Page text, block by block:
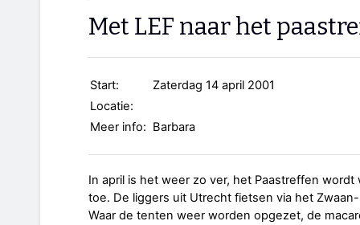
RSS
Met LEF naar het
Start:
Zaterdag 14 april 2001
Locatie:
Meer info: Barbara
In april is het weer zo ver, het Paastreffen
toe. De liggers uit Utrecht fietsen via het
Waar de tenten weer worden opgezet, de